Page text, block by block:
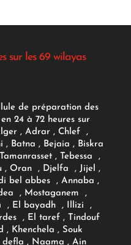
sur les 69 wilayas
de préparation des
24 à 72 heures sur
, Adrar, Chlef ,
Batna , Bejaia , Biskra
, Tebessa ,
, Oran , Djelfa , Jijel ,
bel abbes , Annaba ,
, Mostaganem ,
, El bayadh , Illizi ,
, El taref , Tindouf
, Khenchela , Souk
, Naama , Ain